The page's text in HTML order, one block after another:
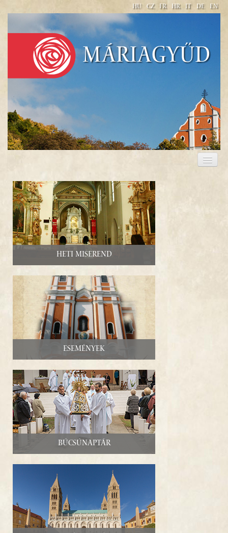
HU CZ FR HR IT DE EN
Máriagyűd
IMÁDSÁGOK, ÉNEKEK
PLÉBÁNIA
SZÁLLÁS
PROGRAM
Heti miserend
Események
Búcsúnaptár